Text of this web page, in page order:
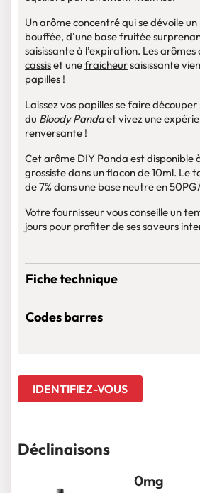
Un arôme concentré qui se dévoile
bouffée, d'une base fruitée
saisissante à l’expiration. Les arômes
cassiset unefraicheursaisissante
papilles !
Laissez vos papilles se faire
du BloodyPandaet vivez une
renversante !
Cet arôme DIY Panda est disponible
grossiste dans un flacon de 10ml. Le
de 7% dans une base neutre en
Votre fournisseur vous conseille un
jours pour profiter de ses saveurs
Fiche technique
Codes barres
IDENTIFIEZ-VOUS
Déclinaisons
0mg